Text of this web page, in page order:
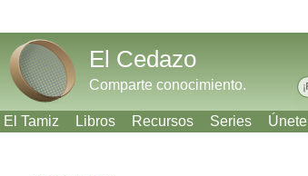
El Cedazo
Comparte conocimiento.
El Tamiz Libros Recursos Series Únete